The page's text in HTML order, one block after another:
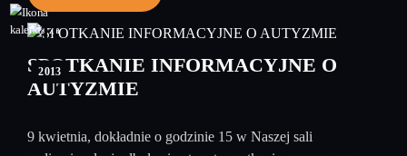
11
2013
SPOTKANIE INFORMACYJNE O
AUTYZMIE
9 kwietnia, dokładnie o godzinie 15 w Naszej sali